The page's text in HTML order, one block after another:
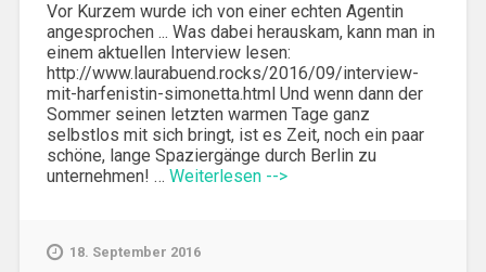
Vor Kurzem wurde ich von einer echten Agentin
angesprochen ... Was dabei herauskam, kann man in
einem aktuellen Interview lesen:
http://www.laurabuend.rocks/2016/09/interview-
mit-harfenistin-simonetta.html Und wenn dann der
Sommer seinen letzten warmen Tage ganz
selbstlos mit sich bringt, ist es Zeit, noch ein paar
schöne, lange Spaziergänge durch Berlin zu
unternehmen! … Weiterlesen -->
18. September 2016